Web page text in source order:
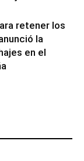
retener los
la
en el